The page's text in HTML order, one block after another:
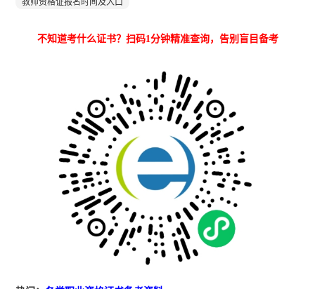
教师资格证报名时间及入口
不知道考什么证书？扫码1分钟精准查询，告别盲目备考